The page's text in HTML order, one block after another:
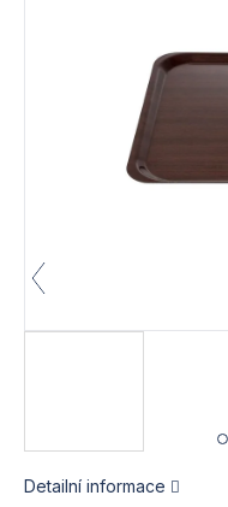
Detailní informace